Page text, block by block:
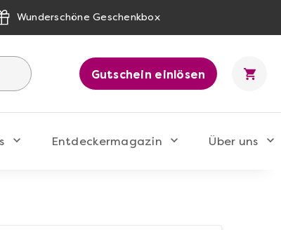
Wunderschöne Geschenkbox
Gutschein einlösen
Entdeckermagazin Über uns